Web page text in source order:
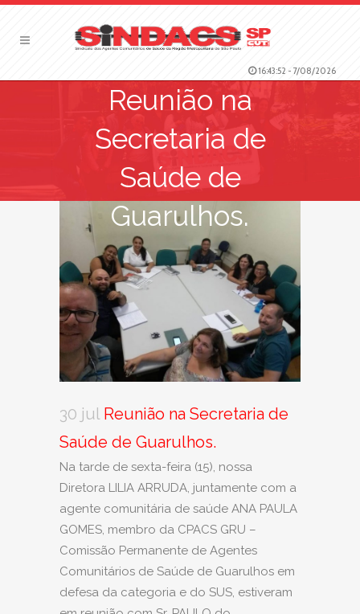
16:43:52 - 7/08/2026
Reunião na
Secretaria de
Saúde de
Guarulhos.
30 jul Reunião na Secretaria de
Saúde de Guarulhos.
Na tarde de sexta-feira (15), nossa
Diretora LILIA ARRUDA, juntamente com a
agente comunitária de saúde ANA PAULA
GOMES, membro da CPACS GRU –
Comissão Permanente de Agentes
Comunitários de Saúde de Guarulhos em
defesa da categoria e do SUS, estiveram